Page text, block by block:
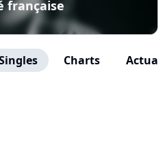
française
Charts